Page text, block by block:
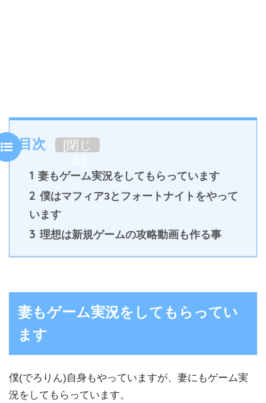
目次 [閉じ
1 妻もゲーム実況をしてもらっています
2 僕はマフィア3とフォートナイトをやって
います
3 理想は新規ゲームの攻略動画も作る事
妻もゲーム実況をしてもらってい
ます
僕(でろりん)自身もやっていますが、妻にもゲーム実
況をしてもらっています。